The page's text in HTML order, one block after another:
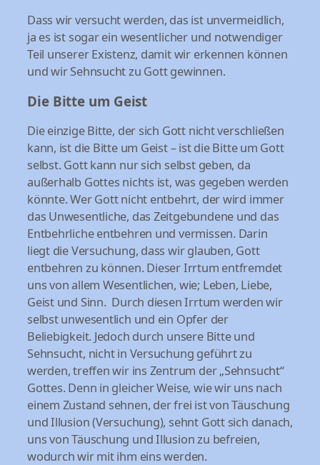
Dass wir versucht werden, das ist unvermeidlich,
ja es ist sogar ein wesentlicher und notwendiger
Teil unserer Existenz, damit wir erkennen können
und wir Sehnsucht zu Gott gewinnen.
Die Bitte um Geist
Die einzige Bitte, der sich Gott nicht verschließen
kann, ist die Bitte um Geist – ist die Bitte um Gott
selbst. Gott kann nur sich selbst geben, da
außerhalb Gottes nichts ist, was gegeben werden
könnte. Wer Gott nicht entbehrt, der wird immer
das Unwesentliche, das Zeitgebundene und das
Entbehrliche entbehren und vermissen. Darin
liegt die Versuchung, dass wir glauben, Gott
entbehren zu können. Dieser Irrtum entfremdet
uns von allem Wesentlichen, wie; Leben, Liebe,
Geist und Sinn. Durch diesen Irrtum werden wir
selbst unwesentlich und ein Opfer der
Beliebigkeit. Jedoch durch unsere Bitte und
Sehnsucht, nicht in Versuchung geführt zu
werden, treffen wir ins Zentrum der „Sehnsucht“
Gottes. Denn in gleicher Weise, wie wir uns nach
einem Zustand sehnen, der frei ist von Täuschung
und Illusion (Versuchung), sehnt Gott sich danach,
uns von Täuschung und Illusion zu befreien,
wodurch wir mit ihm eins werden.